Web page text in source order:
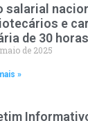
salarial
e
de 30 horas
de 2025
»